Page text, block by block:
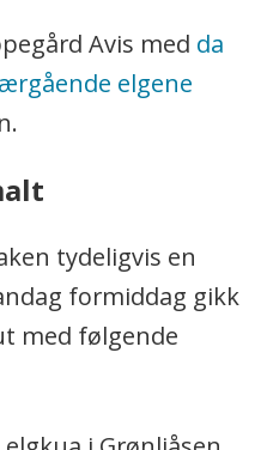
Avis med da
elgene
tydeligvis en
formiddag gikk
med følgende